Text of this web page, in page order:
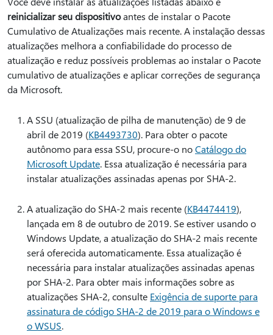
reinicializar seu dispositivoantes de instalar o Pacote
Cumulativo de Atualizações mais recente. A instalação dessas
atualizações melhora a confiabilidade do processo de
atualização e reduz possíveis problemas ao instalar o Pacote
cumulativo de atualizações e aplicar correções de segurança
da Microsoft.
A SSU (atualização de pilha de manutenção) de 9 de
abril de 2019 (KB4493730). Para obter o pacote
autônomo para essa SSU, procure-o noCatálogo do
Microsoft Update. Essa atualização é necessária para
instalar atualizações assinadas apenas por SHA-2.
A atualização do SHA-2 mais recente (KB4474419),
lançada em 8 de outubro de 2019. Se estiver usando o
Windows Update, a atualização do SHA-2 mais recente
será oferecida automaticamente. Essa atualização é
necessária para instalar atualizações assinadas apenas
por SHA-2. Para obter mais informações sobre as
atualizações SHA-2, consulte Exigência de suporte para
assinatura de código SHA-2 de 2019 para o Windows e
o WSUS.